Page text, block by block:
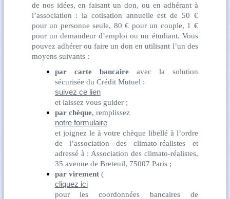
de nos idées, en faisant un don, ou en adhérant à
l’association : la cotisation annuelle est de 50 €
pour un personne seule, 80 € pour un couple, 1 €
pour un demandeur d’emploi ou un étudiant. Vous
pouvez adhérer ou faire un don en utilisant l’un des
moyens suivants :
par carte bancaireavec la solution
sécurisée du Crédit Mutuel :
suivez ce lien
et laissez vous guider ;
par chèque, remplissez
notre formulaire
et joignez le à votre chèque libellé à l’ordre
de l’association des climato-réalistes et
adressé à : Association des climato-réalistes,
35 avenue de Breteuil, 75007 Paris ;
par virement(
cliquez ici
pour les coordonnées bancaires de